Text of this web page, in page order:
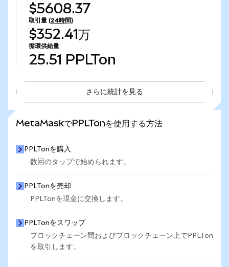
$5608.37
取引量 (24時間)
$352.41万
循環供給量
25.51 PPLTon
さらに統計を見る
MetaMaskでPPLTonを使用する方法
PPLTonを購入
数回のタップで始められます。
PPLTonを売却
PPLTonを現金に交換します。
PPLTonをスワップ
ブロックチェーン間およびブロックチェーン上でPPLTon
を取引します。